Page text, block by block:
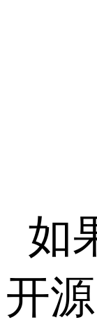
如
开